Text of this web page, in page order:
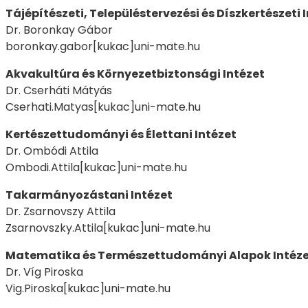
Tájépítészeti, Településtervezési és Díszkertészeti
Dr. Boronkay Gábor
boronkay.gabor[kukac]uni-mate.hu
Akvakultúra és Környezetbiztonsági Intézet
Dr. Cserháti Mátyás
Cserhati.Matyas[kukac]uni-mate.hu
Kertészettudományi és Élettani Intézet
Dr. Ombódi Attila
Ombodi.Attila[kukac]uni-mate.hu
Takarmányozástani Intézet
Dr. Zsarnovszy Attila
Zsarnovszky.Attila[kukac]uni-mate.hu
Matematika és Természettudományi Alapok
Dr. Víg Piroska
Vig.Piroska[kukac]uni-mate.hu